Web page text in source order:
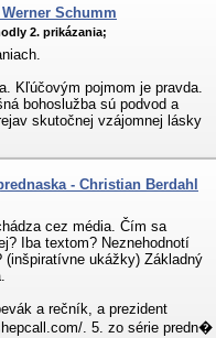
Schumm
2. prikázania;
Kľúčovým pojmom je pravda.
bohoslužba sú podvod a
skutočnej vzájomnej lásky
- Christian Berdahl
cez média. Čím sa
Iba textom? Neznehodnotí
ukážky) Základný
a rečník, a prezident
. 5. zo série predn�